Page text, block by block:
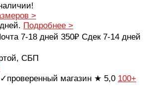
>
Подробнее >
7-18 дней 350₽ Сдек 7-14 дней
СБП
магазин ★ 5,0 100+